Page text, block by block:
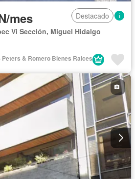
mes
Destacado
Vi Sección, Miguel Hidalgo
Peters & Romero Bienes Raices